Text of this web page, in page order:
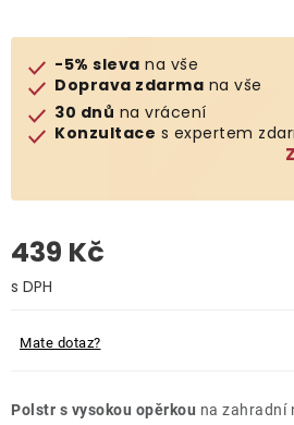
Prodávané značky
Klub výhod
Naše katalogy
O nás
-5% sleva na vše
Doprava zdarma na vše
30 dnů na vrácení
Konzultace s expertem
439 Kč
Mate dotaz?
Polstr s vysokou opěrkou na zahradní